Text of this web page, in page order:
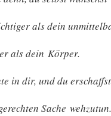
als dein
als dein Körper.
in dir, und du
Sache wehzutun.